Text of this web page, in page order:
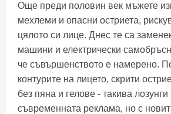
Още преди половин век мъжете
мехлеми и опасни остриета,
цялото си лице. Днес те са
машини и електрически
че съвършенството е намерено.
контурите на лицето, скрити
без пяна и гелове - такива лозунги
съвременната реклама, но с